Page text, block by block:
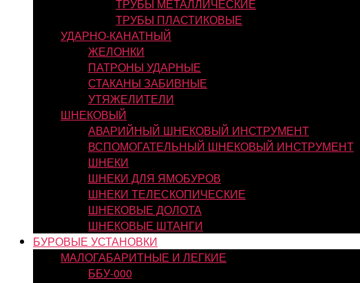
ТРУБЫ МЕТАЛЛИЧЕСКИЕ
ТРУБЫ ПЛАСТИКОВЫЕ
УДАРНО-КАНАТНЫЙ
ЖЕЛОНКИ
ПАТРОНЫ УДАРНЫЕ
СТАКАНЫ ЗАБИВНЫЕ
УТЯЖЕЛИТЕЛИ
ШНЕКОВЫЙ
АВАРИЙНЫЙ ШНЕКОВЫЙ ИНСТРУМЕНТ
ВСПОМОГАТЕЛЬНЫЙ ШНЕКОВЫЙ ИНСТРУМЕНТ
ШНЕКИ
ШНЕКИ ДЛЯ ЯМОБУРОВ
ШНЕКИ ТЕЛЕСКОПИЧЕСКИЕ
ШНЕКОВЫЕ ДОЛОТА
ШНЕКОВЫЕ ШТАНГИ
БУРОВЫЕ УСТАНОВКИ
МАЛОГАБАРИТНЫЕ И ЛЕГКИЕ
ББУ-000